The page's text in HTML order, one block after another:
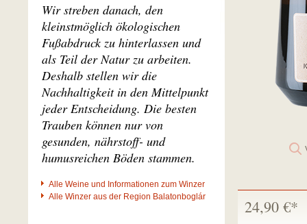
24,90 €*
Wir streben danach, den
kleinstmöglich ökologischen
Fußabdruck zu hinterlassen und
als Teil der Natur zu arbeiten.
Deshalb stellen wir die
Nachhaltigkeit in den Mittelpunkt
jeder Entscheidung. Die besten
Trauben können nur von
gesunden, nährstoff- und
humusreichen Böden stammen.
Alle Weine und Informationen zum Winzer
Alle Winzer aus der Region Balatonboglár